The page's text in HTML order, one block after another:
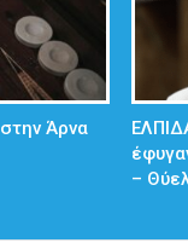
Άρνα
–